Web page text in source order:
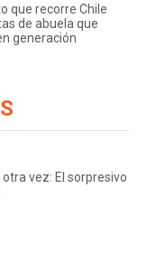
que recorre Chile
de abuela que
generación
otra vez: El sorpresivo